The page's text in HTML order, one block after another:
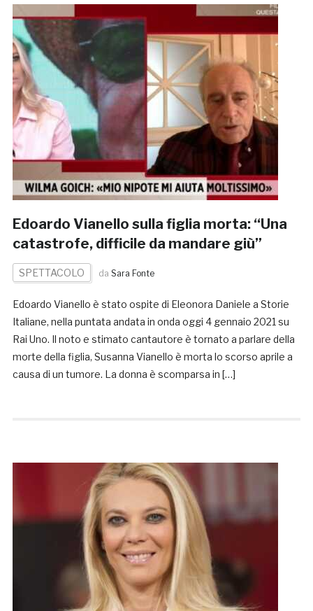
Edoardo Vianello sulla figlia morta: “Una
catastrofe, difficile da mandare giù”
SPETTACOLO da Sara Fonte
Edoardo Vianello è stato ospite di Eleonora Daniele a Storie
Italiane, nella puntata andata in onda oggi 4 gennaio 2021 su
Rai Uno. Il noto e stimato cantautore è tornato a parlare della
morte della figlia, Susanna Vianello è morta lo scorso aprile a
causa di un tumore. La donna è scomparsa in […]